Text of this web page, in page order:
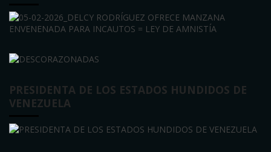
PRESIDENTA DE LOS ESTADOS HUNDIDOS DE
VENEZUELA